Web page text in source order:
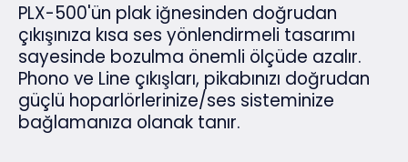
PLX-500'ün plak iğnesinden doğrudan
çıkışınıza kısa ses yönlendirmeli tasarımı
sayesinde bozulma önemli ölçüde azalır.
Phono ve Line çıkışları, pikabınızı doğrudan
güçlü hoparlörlerinize/ses sisteminize
bağlamanıza olanak tanır.